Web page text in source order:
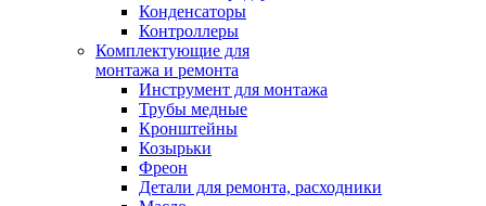
Конденсаторы
Контроллеры
Комплектующие для
монтажа и ремонта
Инструмент для монтажа
Трубы медные
Кронштейны
Козырьки
Фреон
Детали для ремонта, расходники